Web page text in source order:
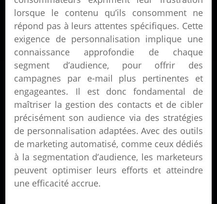
lorsque le contenu qu’ils consomment ne
répond pas à leurs attentes spécifiques. Cette
exigence de personnalisation implique une
connaissance approfondie de chaque
segment d’audience, pour offrir des
campagnes par e-mail plus pertinentes et
engageantes. Il est donc fondamental de
maîtriser la gestion des contacts et de cibler
précisément son audience via des stratégies
de personnalisation adaptées. Avec des outils
de marketing automatisé, comme ceux dédiés
à la segmentation d’audience, les marketeurs
peuvent optimiser leurs efforts et atteindre
une efficacité accrue.